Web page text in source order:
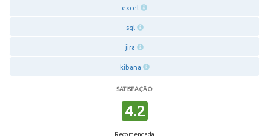
excel
sql
jira
kibana
SATISFAÇÃO
4.2
Recomendada